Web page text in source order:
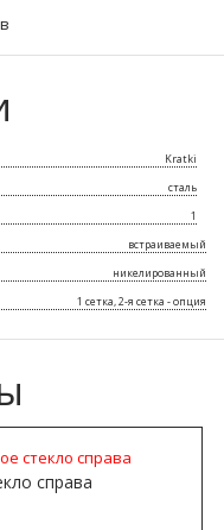
Kratki
сталь
1
встраиваемый
никелированный
1 сетка, 2-я сетка - опция
справа